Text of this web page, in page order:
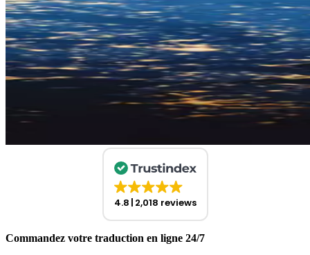
4.8 2,018 reviews
Commandez votre traduction en ligne 24/7